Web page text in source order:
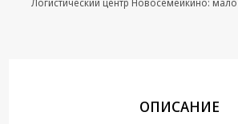
Логистический центр Новосемейкино: мало
ОПИСАНИЕ